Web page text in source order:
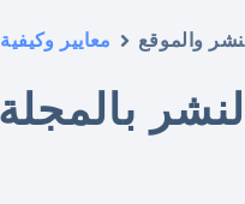
والموقع معايير